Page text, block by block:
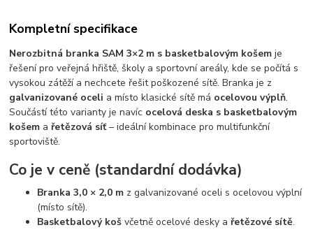
Kompletní specifikace
Nerozbitná branka SAM 3×2 m s basketbalovým košem je
řešení pro veřejná hřiště, školy a sportovní areály, kde se počítá s
vysokou zátěží a nechcete řešit poškozené sítě. Branka je z
galvanizované oceli a místo klasické sítě má ocelovou výplň.
Součástí této varianty je navíc ocelová deska s basketbalovým
košem a řetězová síť– ideální kombinace pro multifunkční
sportoviště.
Co je v ceně (standardní dodávka)
Branka 3,0 × 2,0 m z galvanizované oceli s ocelovou výplní
(místo sítě).
Basketbalový koš včetně ocelové desky a řetězové sítě.